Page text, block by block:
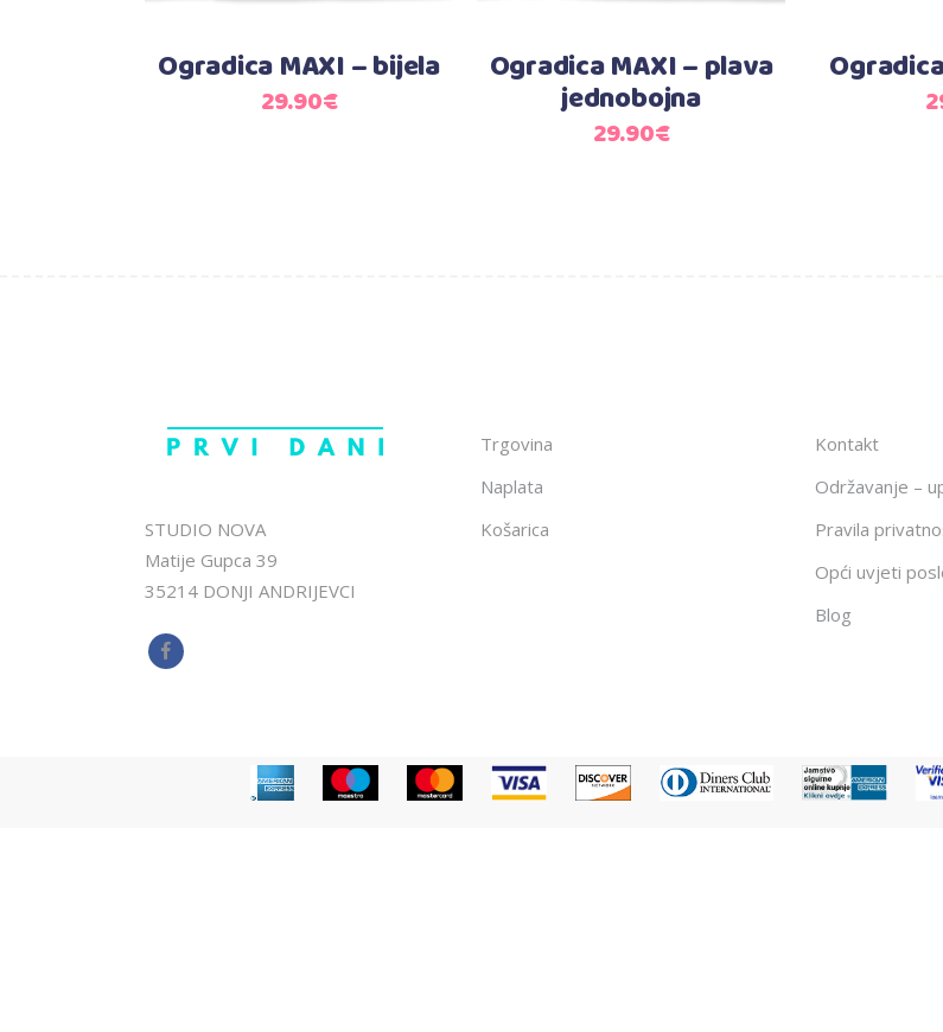
Ogradica MAXI – bijela
29.90€
Ogradica MAXI – plava
jednobojna
29.90€
STUDIO NOVA
Matije Gupca 39
35214 DONJI ANDRIJEVCI
Trgovina
Naplata
Košarica
Kontakt
Održavanje –
Pravila
Opći uvjeti
Blog